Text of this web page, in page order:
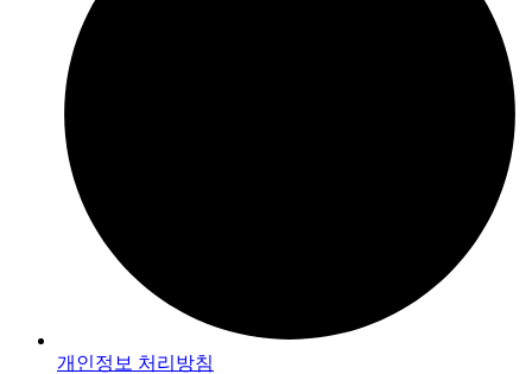
개인정보 처리방침